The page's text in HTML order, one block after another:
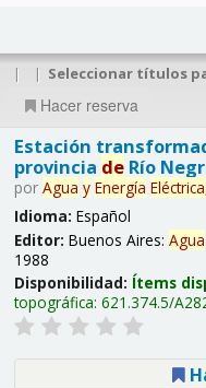
| | Seleccionar títulos
Hacer reserva
Estación
provincia deRío
por Agua y Energía
Idioma: Español
Editor: Buenos Aires: Agua
1988
Disponibilidad: Ítems
topográfica: 621.374.5/